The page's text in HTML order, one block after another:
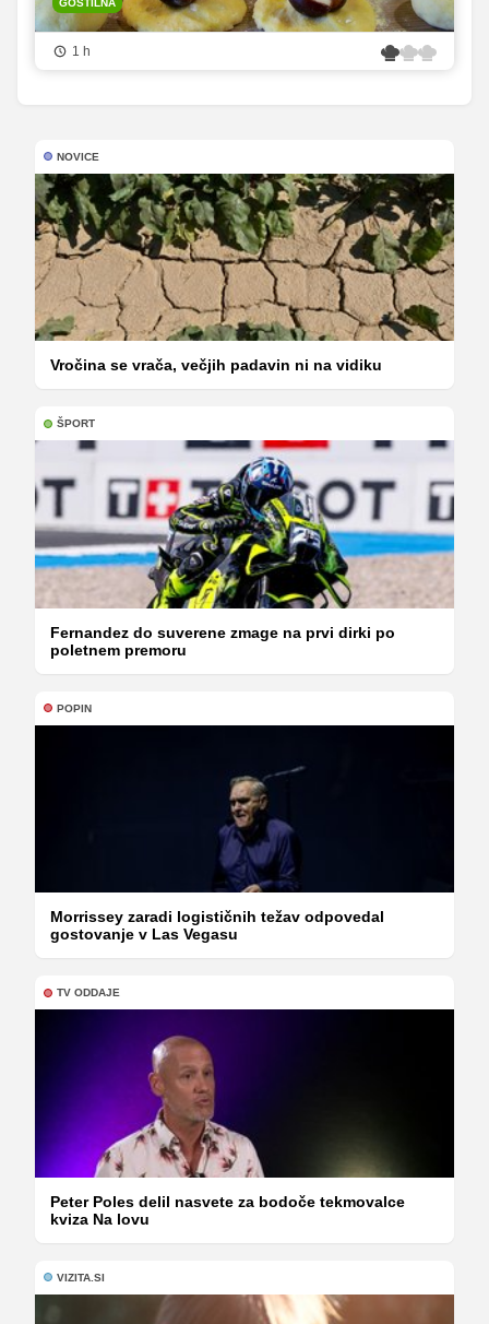
1 h
NOVICE
Vročina se vrača, večjih padavin ni na vidiku
ŠPORT
Fernandez do suverene zmage na prvi dirki po
poletnem premoru
POPIN
Morrissey zaradi logističnih težav odpovedal
gostovanje v Las Vegasu
TV ODDAJE
Peter Poles delil nasvete za bodoče tekmovalce
kviza Na lovu
VIZITA.SI